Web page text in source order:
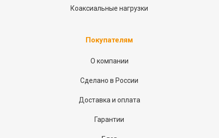
Коаксиальные нагрузки
Покупателям
О компании
Сделано в России
Доставка и оплата
Гарантии